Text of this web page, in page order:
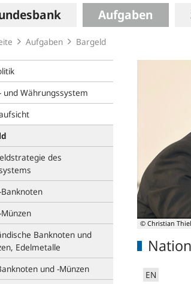
Aufgaben
Aufgaben Bargeld
und Währungssystem
des
Banknoten und
Edelmetalle
und -Münzen
© Christian Thiel
EN